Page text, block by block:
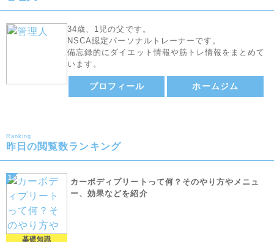
34歳、1児の父です。
NSCA認定パーソナルトレーナーです。
備忘録的にダイエット情報や筋トレ情報をまとめて
います。
プロフィール ホームジム
Ranking
昨日の閲覧数ランキング
基礎知識
カーボディプリートって何？そのやり方やメニュ
ー、効果などを紹介